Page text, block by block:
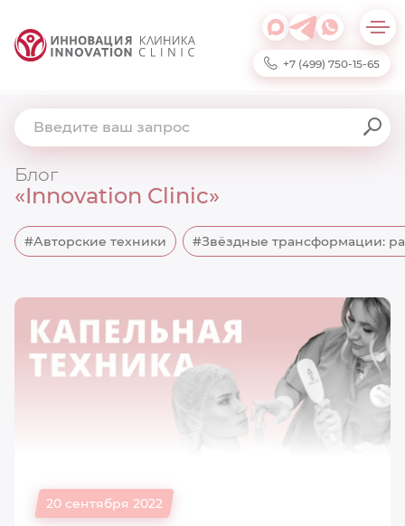
+7 (499) 750-15-65
Блог
«Innovation Clinic»
#Авторские техники #Звёздные трансформации:
20 сентября 2022